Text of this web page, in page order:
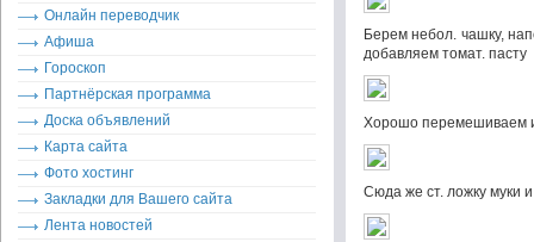
Берем небол. чашку,
добавляем томат. пасту
Хорошо перемешиваем
Сюда же ст. ложку муки
Онлайн переводчик
Афиша
Гороскоп
Партнёрская программа
Доска объявлений
Карта сайта
Фото хостинг
Закладки для Вашего сайта
Лента новостей